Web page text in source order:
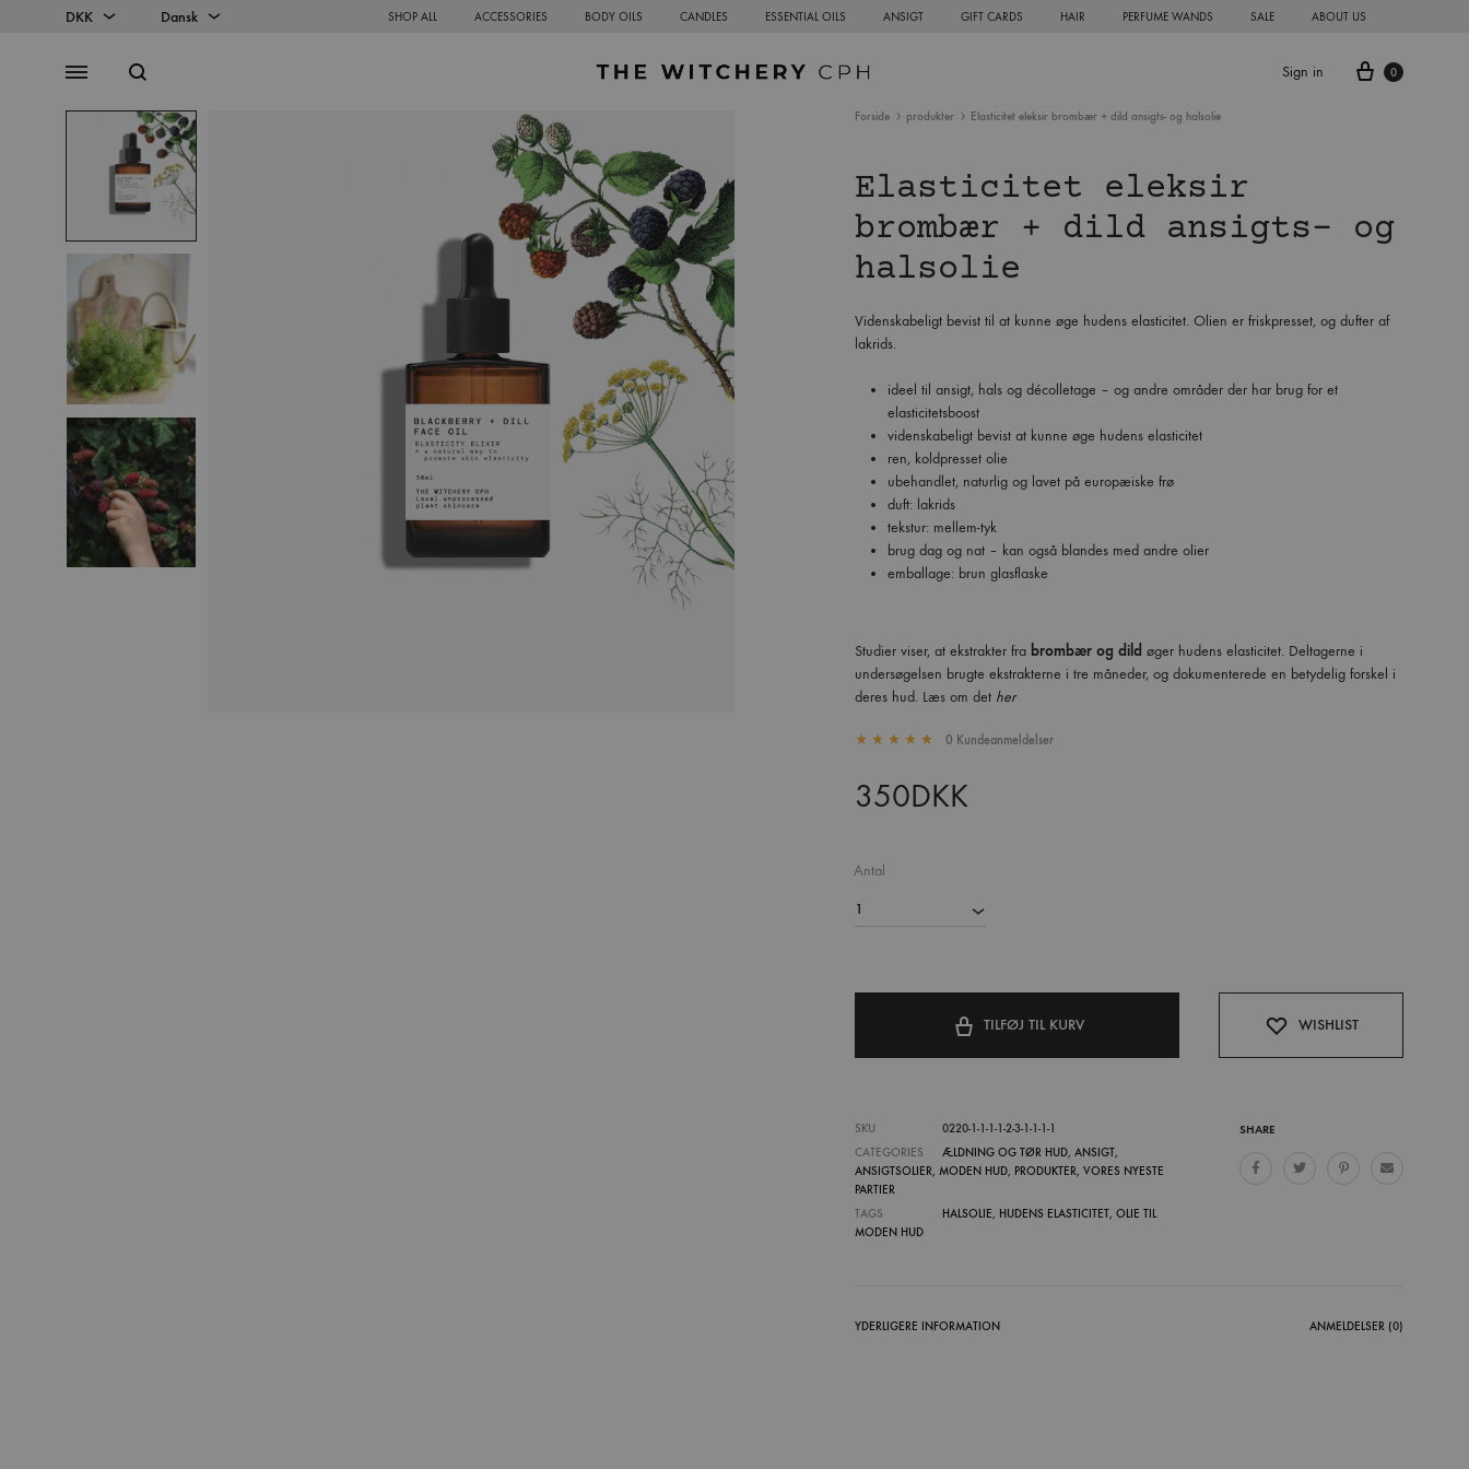
DKK Dansk SHOP ALL ACCESSORIES BODY OILS CANDLES ESSENTIAL OILS ANSIGT GIFT CARDS HAIR PERFUME WANDS SALE ABOUT US
MenuSearch
SS2018
Dresses
Accessories
Footwear
CPH
Skincare
from
Copenhagen
Sign in Cart
0
Forside produkter Elasticitet eleksir brombær + dild ansigts- og halsolie
Elasticitet eleksir
brombær + dild ansigts- og
halsolie
Videnskabeligt bevist til at kunne øge hudens elasticitet. Olien er friskpresset, og dufter af
lakrids.
ideel til ansigt, hals og décolletage – og andre områder der har brug for et
elasticitetsboost
videnskabeligt bevist at kunne øge hudens elasticitet
ren, koldpresset olie
ubehandlet, naturlig og lavet på europæiske frø
duft: lakrids
tekstur: mellem-tyk
brug dag og nat – kan også blandes med andre olier
emballage: brun glasflaske
Studier viser, at ekstrakter fra brombær og dild øger hudens elasticitet. Deltagerne i
undersøgelsen brugte ekstrakterne i tre måneder, og dokumenterede en betydelig forskel i
deres hud. Læs om det her
0 Kundeanmeldelser
350DKK
Antal
1
TILFØJ TIL KURV WISHLIST
SHARE
SKU
0220-1-1-1-1-2-3-1-1-1-1
CATEGORIES
ÆLDNING OG TØR HUD, ANSIGT,
ANSIGTSOLIER, MODEN HUD, PRODUKTER, VORES NYESTE
PARTIER
TAGS
HALSOLIE, HUDENS ELASTICITET, OLIE TIL
MODEN HUD
YDERLIGERE INFORMATION ANMELDELSER (0)